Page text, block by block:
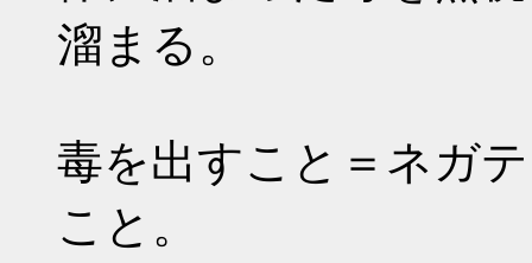
溜まる。
毒を出すこと＝ネガ
こと。